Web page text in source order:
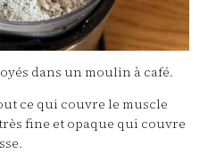
dans un moulin à café.
ce qui couvre le muscle
fine et opaque qui couvre